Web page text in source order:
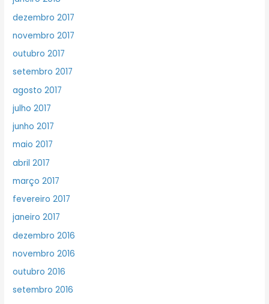
dezembro 2017
novembro 2017
outubro 2017
setembro 2017
agosto 2017
julho 2017
junho 2017
maio 2017
abril 2017
março 2017
fevereiro 2017
janeiro 2017
dezembro 2016
novembro 2016
outubro 2016
setembro 2016